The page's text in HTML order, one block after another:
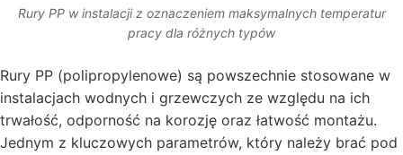
Rury PP w instalacji z oznaczeniem maksymalnych temperatur
pracy dla różnych typów
Rury PP (polipropylenowe) są powszechnie stosowane w
instalacjach wodnych i grzewczych ze względu na ich
trwałość, odporność na korozję oraz łatwość montażu.
Jednym z kluczowych parametrów, który należy brać pod